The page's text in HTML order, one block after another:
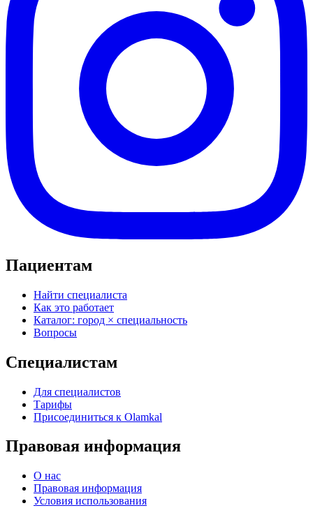
Пациентам
Найти специалиста
Как это работает
Каталог: город × специальность
Вопросы
Специалистам
Для специалистов
Тарифы
Присоединиться к Olamkal
Правовая информация
О нас
Правовая информация
Условия использования